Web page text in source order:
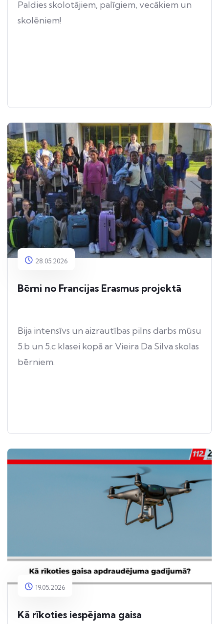
Paldies skolotājiem, palīgiem, vecākiem un
skolēniem!
28.05.2026
Bērni no Francijas Erasmus projektā
Bija intensīvs un aizrautības pilns darbs mūsu
5.b un 5.c klasei kopā ar Vieira Da Silva skolas
bērniem.
19.05.2026
Kā rīkoties iespējama gaisa